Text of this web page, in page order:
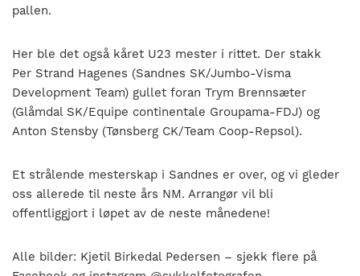
pallen.
Her ble det også kåret U23 mester i rittet. Der stakk
Per Strand Hagenes (Sandnes SK/Jumbo-Visma
Development Team) gullet foran Trym Brennsæter
(Glåmdal SK/Equipe continentale Groupama-FDJ) og
Anton Stensby (Tønsberg CK/Team Coop-Repsol).
Et strålende mesterskap i Sandnes er over, og vi gleder
oss allerede til neste års NM. Arrangør vil bli
offentliggjort i løpet av de neste månedene!
Alle bilder: Kjetil Birkedal Pedersen – sjekk flere på